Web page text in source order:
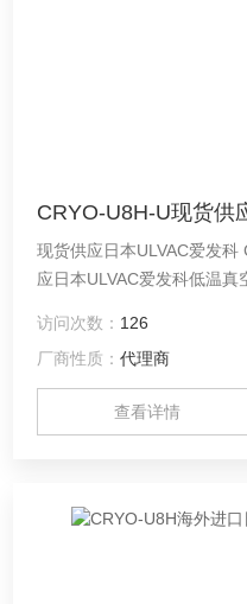
现货供应日本ULVAC爱发
应日本ULVAC爱发科低温真
访问次数： 126
厂商性质：代理商
查看详情